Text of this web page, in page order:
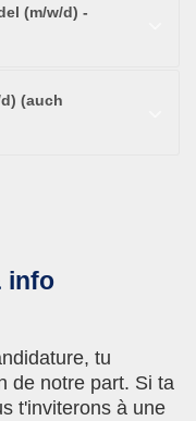
(m/w/d) -
(auch
info
tu
de notre part. Si ta
t'inviterons à une